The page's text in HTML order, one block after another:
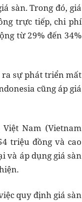
sàn. Trong đó, giá
trực tiếp, chi phí
từ 29% đến 34%
ra sự phát triển mất
cũng áp giá
Nam (Vietnam
triệu đồng và cao
và áp dụng giá sàn
quy định giá sàn